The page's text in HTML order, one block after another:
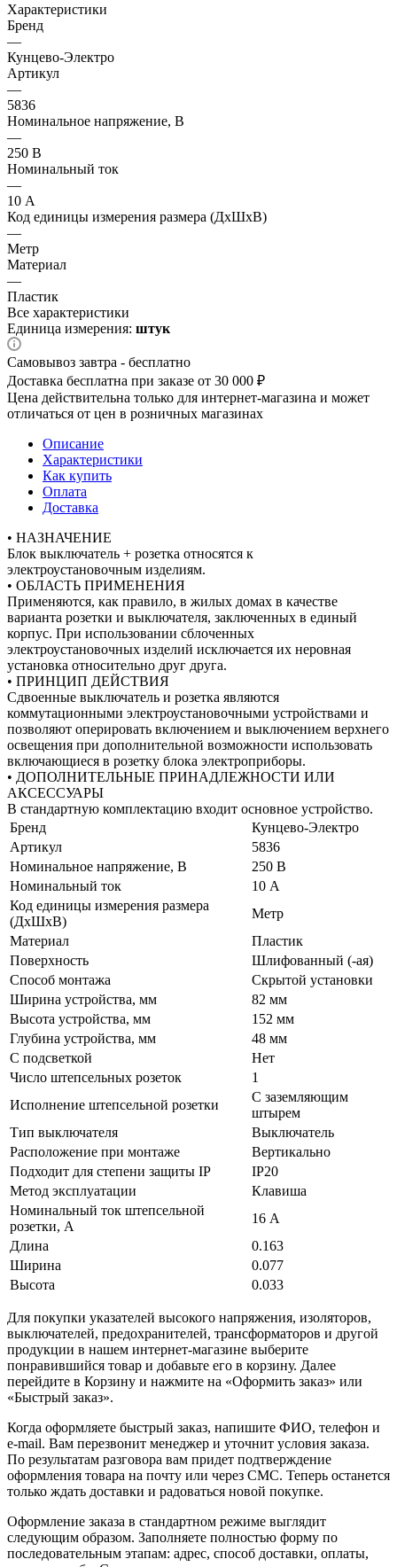
Характеристики
Бренд
—
Кунцево-Электро
Артикул
—
5836
Номинальное напряжение, В
—
250 В
Номинальный ток
—
10 А
Код единицы измерения размера (ДхШхВ)
—
Метр
Материал
—
Пластик
Все характеристики
Единица измерения: штук
Самовывоз завтра - бесплатно
Доставка бесплатна при заказе от 30 000 ₽
Цена действительна только для интернет-магазина и может
отличаться от цен в розничных магазинах
Описание
Характеристики
Как купить
Оплата
Доставка
• НАЗНАЧЕНИЕ
Блок выключатель + розетка относятся к
электроустановочным изделиям.
• ОБЛАСТЬ ПРИМЕНЕНИЯ
Применяются, как правило, в жилых домах в качестве
варианта розетки и выключателя, заключенных в единый
корпус. При использовании сблоченных
электроустановочных изделий исключается их неровная
установка относительно друг друга.
• ПРИНЦИП ДЕЙСТВИЯ
Сдвоенные выключатель и розетка являются
коммутационными электроустановочными устройствами и
позволяют оперировать включением и выключением верхнего
освещения при дополнительной возможности использовать
включающиеся в розетку блока электроприборы.
• ДОПОЛНИТЕЛЬНЫЕ ПРИНАДЛЕЖНОСТИ ИЛИ
АКСЕССУАРЫ
В стандартную комплектацию входит основное устройство.
Бренд
Кунцево-Электро
Артикул
5836
Номинальное напряжение, В
250 В
Номинальный ток
10 А
Код единицы измерения размера
(ДхШхВ)
Метр
Материал
Пластик
Поверхность
Шлифованный (-ая)
Способ монтажа
Скрытой установки
Ширина устройства, мм
82 мм
Высота устройства, мм
152 мм
Глубина устройства, мм
48 мм
С подсветкой
Нет
Число штепсельных розеток
1
Исполнение штепсельной розетки
С заземляющим
штырем
Тип выключателя
Выключатель
Расположение при монтаже
Вертикально
Подходит для степени защиты IP
IP20
Метод эксплуатации
Клавиша
Номинальный ток штепсельной
розетки, А
16 А
Длина
0.163
Ширина
0.077
Высота
0.033
Для покупки указателей высокого напряжения, изоляторов,
выключателей, предохранителей, трансформаторов и другой
продукции в нашем интернет-магазине выберите
понравившийся товар и добавьте его в корзину. Далее
перейдите в Корзину и нажмите на «Оформить заказ» или
«Быстрый заказ».
Когда оформляете быстрый заказ, напишите ФИО, телефон и
e-mail. Вам перезвонит менеджер и уточнит условия заказа.
По результатам разговора вам придет подтверждение
оформления товара на почту или через СМС. Теперь останется
только ждать доставки и радоваться новой покупке.
Оформление заказа в стандартном режиме выглядит
следующим образом. Заполняете полностью форму по
последовательным этапам: адрес, способ доставки, оплаты,